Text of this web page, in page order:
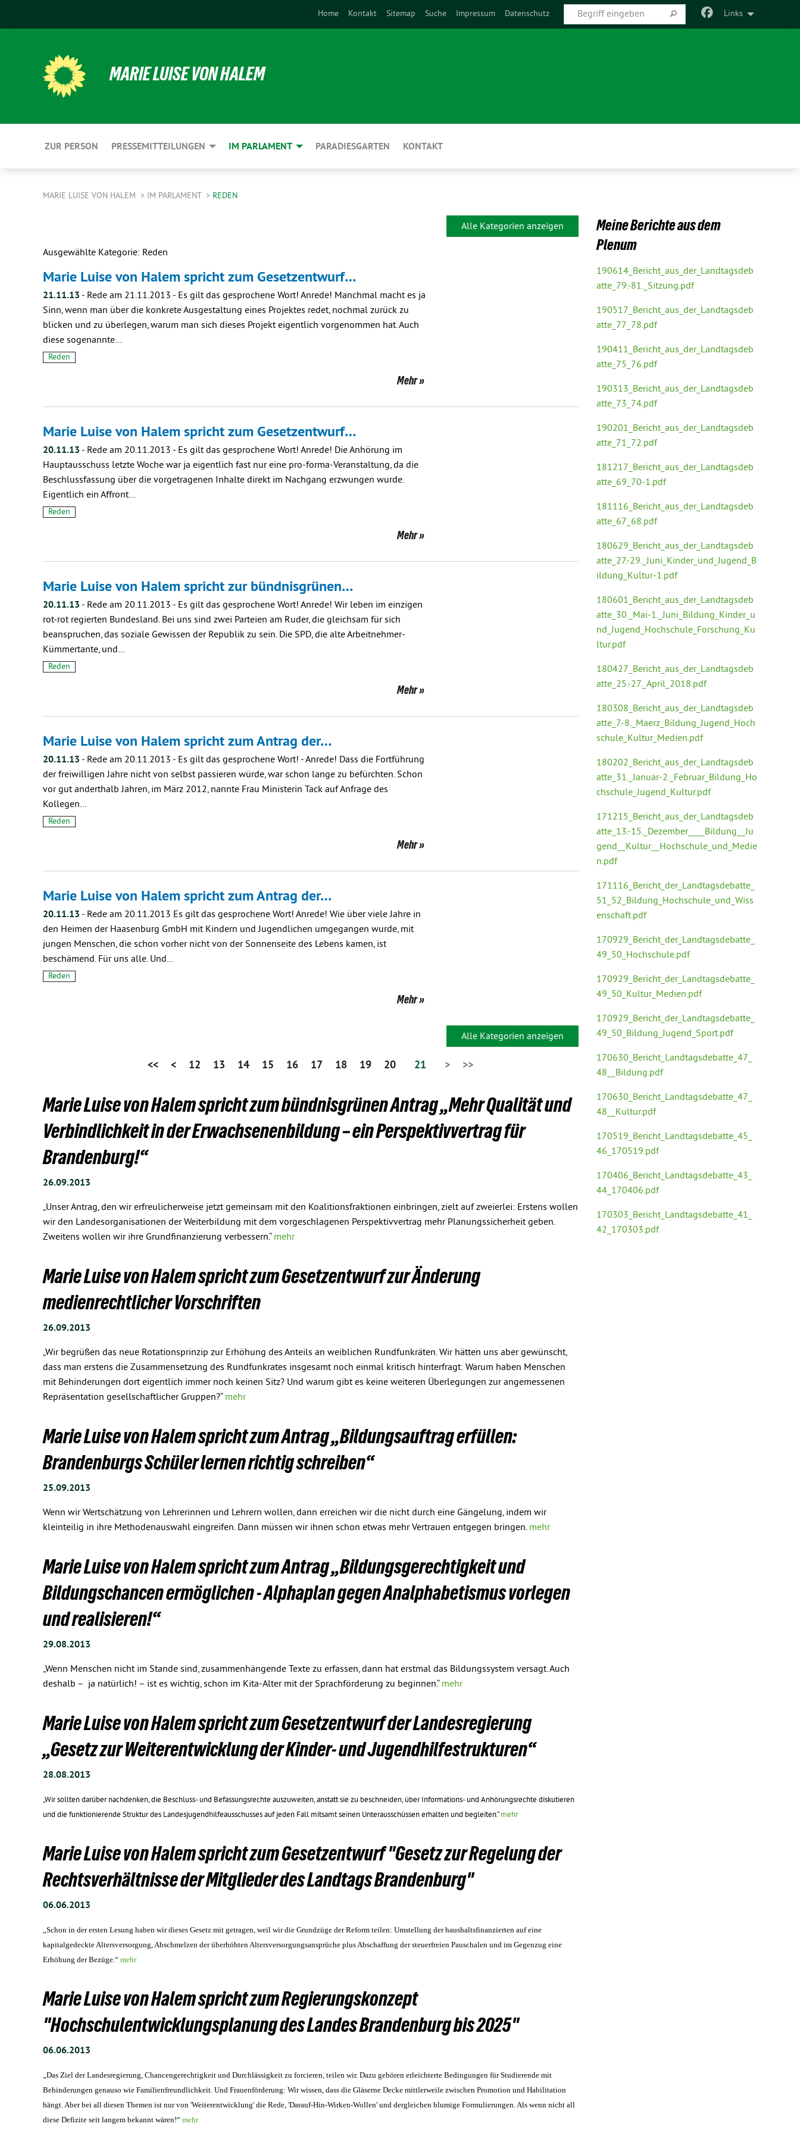
Links
Home Kontakt Sitemap Suche Impressum Datenschutz
MARIE LUISE VON HALEM
ZUR PERSON PRESSEMITTEILUNGEN IM PARLAMENT PARADIESGARTEN KONTAKT
MARIE LUISE VON HALEM IM PARLAMENT REDEN
Alle Kategorien anzeigen
Ausgewählte Kategorie: Reden
Marie Luise von Halem spricht zum Gesetzentwurf…
21.11.13 - Rede am 21.11.2013 - Es gilt das gesprochene Wort! Anrede! Manchmal macht es ja
Sinn, wenn man über die konkrete Ausgestaltung eines Projektes redet, nochmal zurück zu
blicken und zu überlegen, warum man sich dieses Projekt eigentlich vorgenommen hat. Auch
diese sogenannte…
Reden
Mehr
Marie Luise von Halem spricht zum Gesetzentwurf…
20.11.13 - Rede am 20.11.2013 - Es gilt das gesprochene Wort! Anrede! Die Anhörung im
Hauptausschuss letzte Woche war ja eigentlich fast nur eine pro-forma-Veranstaltung, da die
Beschlussfassung über die vorgetragenen Inhalte direkt im Nachgang erzwungen wurde.
Eigentlich ein Affront…
Reden
Mehr
Marie Luise von Halem spricht zur bündnisgrünen…
20.11.13 - Rede am 20.11.2013 - Es gilt das gesprochene Wort! Anrede! Wir leben im einzigen
rot-rot regierten Bundesland. Bei uns sind zwei Parteien am Ruder, die gleichsam für sich
beanspruchen, das soziale Gewissen der Republik zu sein. Die SPD, die alte Arbeitnehmer-
Kümmertante, und…
Reden
Mehr
Marie Luise von Halem spricht zum Antrag der…
20.11.13 - Rede am 20.11.2013 - Es gilt das gesprochene Wort! - Anrede! Dass die Fortführung
der freiwilligen Jahre nicht von selbst passieren würde, war schon lange zu befürchten. Schon
vor gut anderthalb Jahren, im März 2012, nannte Frau Ministerin Tack auf Anfrage des
Kollegen…
Reden
Mehr
Marie Luise von Halem spricht zum Antrag der…
20.11.13 - Rede am 20.11.2013 Es gilt das gesprochene Wort! Anrede! Wie über viele Jahre in
den Heimen der Haasenburg GmbH mit Kindern und Jugendlichen umgegangen wurde, mit
jungen Menschen, die schon vorher nicht von der Sonnenseite des Lebens kamen, ist
beschämend. Für uns alle. Und…
Reden
Mehr
Alle Kategorien anzeigen
<< < 12 13 14 15 16 17 18 19 20 21 > >>
Marie Luise von Halem spricht zum bündnisgrünen Antrag „Mehr Qualität und
Verbindlichkeit in der Erwachsenenbildung – ein Perspektivvertrag für
Brandenburg!“
26.09.2013
„Unser Antrag, den wir erfreulicherweise jetzt gemeinsam mit den Koalitionsfraktionen einbringen, zielt auf zweierlei: Erstens wollen
wir den Landesorganisationen der Weiterbildung mit dem vorgeschlagenen Perspektivvertrag mehr Planungssicherheit geben.
Zweitens wollen wir ihre Grundfinanzierung verbessern.“ mehr
Marie Luise von Halem spricht zum Gesetzentwurf zur Änderung
medienrechtlicher Vorschriften
26.09.2013
„Wir begrüßen das neue Rotationsprinzip zur Erhöhung des Anteils an weiblichen Rundfunkräten. Wir hätten uns aber gewünscht,
dass man erstens die Zusammensetzung des Rundfunkrates insgesamt noch einmal kritisch hinterfragt: Warum haben Menschen
mit Behinderungen dort eigentlich immer noch keinen Sitz? Und warum gibt es keine weiteren Überlegungen zur angemessenen
Repräsentation gesellschaftlicher Gruppen?“ mehr
Marie Luise von Halem spricht zum Antrag „Bildungsauftrag erfüllen:
Brandenburgs Schüler lernen richtig schreiben“
25.09.2013
Wenn wir Wertschätzung von Lehrerinnen und Lehrern wollen, dann erreichen wir die nicht durch eine Gängelung, indem wir
kleinteilig in ihre Methodenauswahl eingreifen. Dann müssen wir ihnen schon etwas mehr Vertrauen entgegen bringen. mehr
Marie Luise von Halem spricht zum Antrag „Bildungsgerechtigkeit und
Bildungschancen ermöglichen - Alphaplan gegen Analphabetismus vorlegen
und realisieren!“
29.08.2013
„Wenn Menschen nicht im Stande sind, zusammenhängende Texte zu erfassen, dann hat erstmal das Bildungssystem versagt. Auch
deshalb – ja natürlich! – ist es wichtig, schon im Kita-Alter mit der Sprachförderung zu beginnen.“ mehr
Marie Luise von Halem spricht zum Gesetzentwurf der Landesregierung
„Gesetz zur Weiterentwicklung der Kinder- und Jugendhilfestrukturen“
28.08.2013
„Wir sollten darüber nachdenken, die Beschluss- und Befassungsrechte auszuweiten, anstatt sie zu beschneiden, über Informations- und Anhörungsrechte diskutieren
und die funktionierende Struktur des Landesjugendhilfeausschusses auf jeden Fall mitsamt seinen Unterausschüssen erhalten und begleiten.“mehr
Marie Luise von Halem spricht zum Gesetzentwurf "Gesetz zur Regelung der
Rechtsverhältnisse der Mitglieder des Landtags Brandenburg"
06.06.2013
„Schon in der ersten Lesung haben wir dieses Gesetz mit getragen, weil wir die Grundzüge der Reform teilen: Umstellung der haushaltsfinanzierten auf eine
kapitalgedeckte Altersversorgung, Abschmelzen der überhöhten Altersversorgungsansprüche plus Abschaffung der steuerfreien Pauschalen und im Gegenzug eine
Erhöhung der Bezüge.“ mehr
Marie Luise von Halem spricht zum Regierungskonzept
"Hochschulentwicklungsplanung des Landes Brandenburg bis 2025"
06.06.2013
„Das Ziel der Landesregierung, Chancengerechtigkeit und Durchlässigkeit zu forcieren, teilen wir. Dazu gehören erleichterte Bedingungen für Studierende mit
Behinderungen genauso wie Familienfreundlichkeit. Und Frauenförderung: Wir wissen, dass die Gläserne Decke mittlerweile zwischen Promotion und Habilitation
hängt. Aber bei all diesen Themen ist nur von 'Weiterentwicklung' die Rede, 'Darauf-Hin-Wirken-Wollen' und dergleichen blumige Formulierungen. Als wenn nicht all
diese Defizite seit langem bekannt wären!“ mehr
Meine Berichte aus dem
Plenum
190614_Bericht_aus_der_Landtagsdeb
atte_79.-81._Sitzung.pdf
190517_Bericht_aus_der_Landtagsdeb
atte_77_78.pdf
190411_Bericht_aus_der_Landtagsdeb
atte_75_76.pdf
190313_Bericht_aus_der_Landtagsdeb
atte_73_74.pdf
190201_Bericht_aus_der_Landtagsdeb
atte_71_72.pdf
181217_Bericht_aus_der_Landtagsdeb
atte_69_70-1.pdf
181116_Bericht_aus_der_Landtagsdeb
atte_67_68.pdf
180629_Bericht_aus_der_Landtagsdeb
atte_27.-29._Juni_Kinder_und_Jugend_B
ildung_Kultur-1.pdf
180601_Bericht_aus_der_Landtagsdeb
atte_30._Mai-1._Juni_Bildung_Kinder_u
nd_Jugend_Hochschule_Forschung_Ku
ltur.pdf
180427_Bericht_aus_der_Landtagsdeb
atte_25.-27._April_2018.pdf
180308_Bericht_aus_der_Landtagsdeb
atte_7.-8._Maerz_Bildung_Jugend_Hoch
schule_Kultur_Medien.pdf
180202_Bericht_aus_der_Landtagsdeb
atte_31._Januar-2._Februar_Bildung_Ho
chschule_Jugend_Kultur.pdf
171215_Bericht_aus_der_Landtagsdeb
atte_13.-15._Dezember____Bildung__Ju
gend__Kultur__Hochschule_und_Medie
n.pdf
171116_Bericht_der_Landtagsdebatte_
51_52_Bildung_Hochschule_und_Wiss
enschaft.pdf
170929_Bericht_der_Landtagsdebatte_
49_50_Hochschule.pdf
170929_Bericht_der_Landtagsdebatte_
49_50_Kultur_Medien.pdf
170929_Bericht_der_Landtagsdebatte_
49_50_Bildung_Jugend_Sport.pdf
170630_Bericht_Landtagsdebatte_47_
48__Bildung.pdf
170630_Bericht_Landtagsdebatte_47_
48__Kultur.pdf
170519_Bericht_Landtagsdebatte_45_
46_170519.pdf
170406_Bericht_Landtagsdebatte_43_
44_170406.pdf
170303_Bericht_Landtagsdebatte_41_
42_170303.pdf